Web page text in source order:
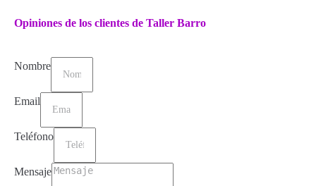
Opiniones de los clientes de Taller Barro
Nombre
Email
Teléfono
Mensaje